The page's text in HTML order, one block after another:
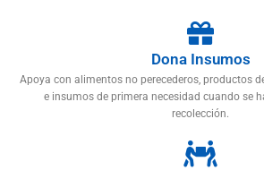
Dona Insumos
Apoya con alimentos no perecederos, productos
e insumos de primera necesidad cuando se
recolección.